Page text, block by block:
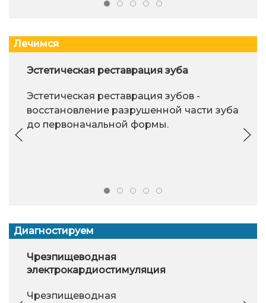
Лечимся
Эстетическая реставрация зуба
Эстетическая реставрация зубов -
восстановление разрушенной части зуба
до первоначальной формы.
Диагностируем
Чрезпищеводная
электрокардиостимуляция
Чрезпищеводная